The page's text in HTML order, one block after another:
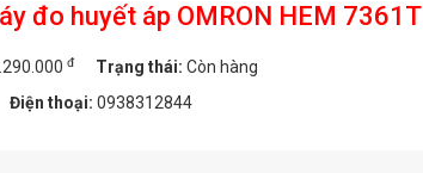
đo huyết áp OMRON HEM 7361T
đ Trạng thái: Còn hàng
Điện thoại: 0938312844